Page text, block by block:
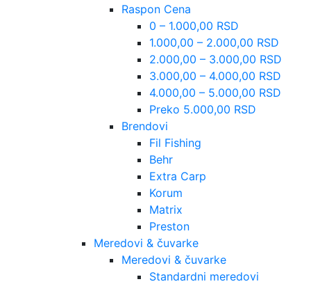
Raspon Cena
0 – 1.000,00 RSD
1.000,00 – 2.000,00 RSD
2.000,00 – 3.000,00 RSD
3.000,00 – 4.000,00 RSD
4.000,00 – 5.000,00 RSD
Preko 5.000,00 RSD
Brendovi
Fil Fishing
Behr
Extra Carp
Korum
Matrix
Preston
Meredovi & čuvarke
Meredovi & čuvarke
Standardni meredovi